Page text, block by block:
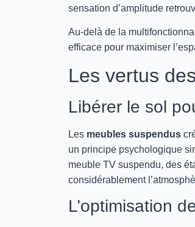
sensation d’amplitude
Au-delà de la
efficace pour maximiser
Les vertus
Libérer le sol
Les meubles suspendus
un principe psychologique
meuble TV suspendu, des
considérablement
L’optimisation